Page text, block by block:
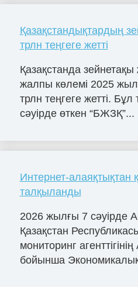
Қазақстандықтардың
трлн теңгеге жетті
Қазақстанда
жалпы көлемі 2025
трлн теңгеге жетті.
сәуірде өткен “БЖЗҚ”...
Интернет-алаяқтықтан
талқыланды
2026 жылғы 7 сәуірде
Қазақстан
мониторинг
бойынша